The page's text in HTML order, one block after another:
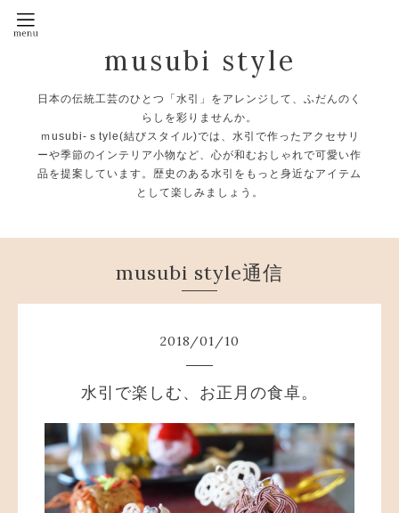
musubi style
日本の伝統工芸のひとつ「水引」をアレンジして、ふだんのく
らしを彩りませんか。
ｍusubi-ｓtyle(結びスタイル)では、水引で作ったアクセサリ
ーや季節のインテリア小物など、心が和むおしゃれで可愛い作
品を提案しています。歴史のある水引をもっと身近なアイテム
として楽しみましょう。
musubi style通信
2018/01/10
水引で楽しむ、お正月の食卓。